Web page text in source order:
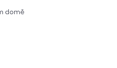
domě